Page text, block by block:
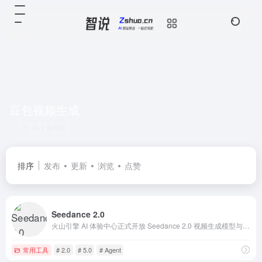
排序 发布 更新 浏览 点赞
Seedance 2.0
常用工具 # 2.0 # 5.0 # Agent